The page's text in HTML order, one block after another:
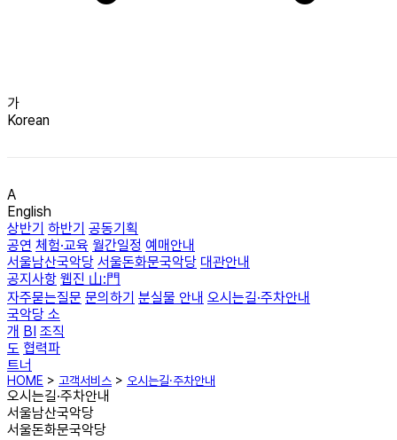
가
Korean
A
English
상반기 하반기 공동기획
공연 체험·교육 월간일정 예매안내
서울남산국악당 서울돈화문국악당 대관안내
공지사항 웹진 山:門
자주묻는질문 문의하기 분실물 안내 오시는길·주차안내
국악당 소
개 BI 조직
도 협력파
트너
HOME > 고객서비스 > 오시는길·주차안내
오시는길·주차안내
서울남산국악당
서울돈화문국악당